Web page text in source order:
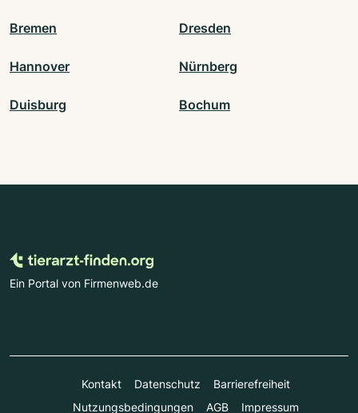
Bremen Dresden
Hannover Nürnberg
Duisburg Bochum
Ein Portal von Firmenweb.de
Kontakt Datenschutz
Barrierefreiheit
Nutzungsbedingungen
AGB Impressum